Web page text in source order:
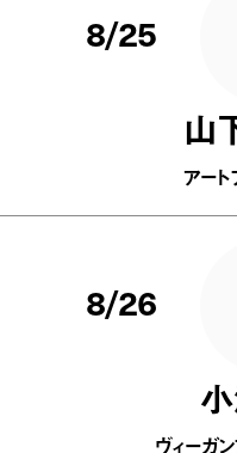
8/25
山
アー
8/26
ヴィーガ